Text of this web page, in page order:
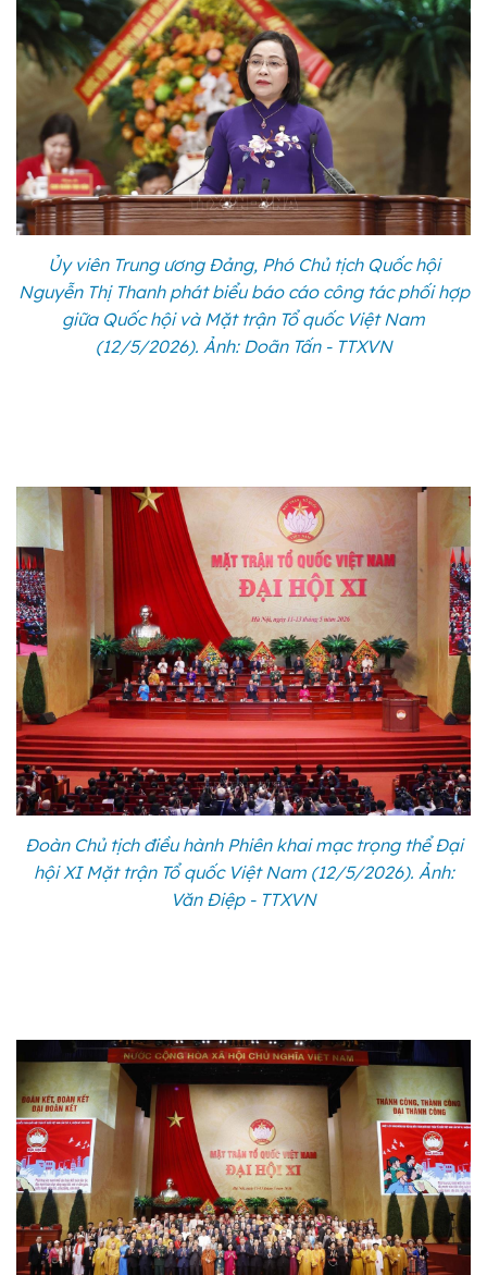
Ủy viên Trung ương Đảng, Phó Chủ tịch Quốc hội
Nguyễn Thị Thanh phát biểu báo cáo công tác phối hợp
giữa Quốc hội và Mặt trận Tổ quốc Việt Nam
(12/5/2026). Ảnh: Doãn Tấn - TTXVN
Đoàn Chủ tịch điều hành Phiên khai mạc trọng thể Đại
hội XI Mặt trận Tổ quốc Việt Nam (12/5/2026). Ảnh:
Văn Điệp - TTXVN